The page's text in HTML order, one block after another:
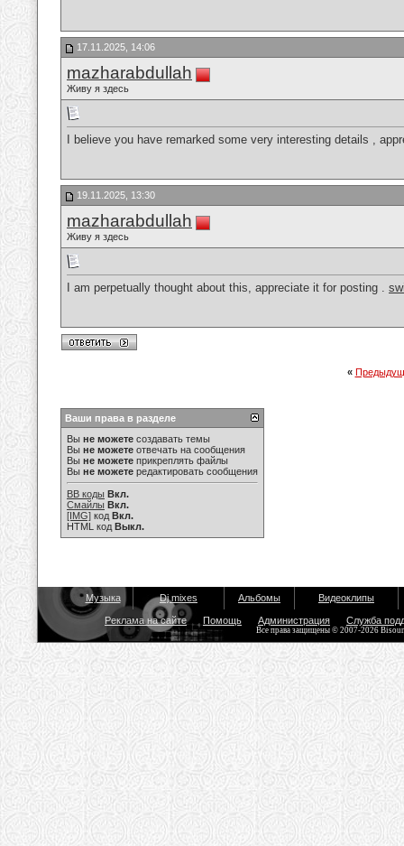
17.11.2025, 14:06
mazharabdullah
Живу я здесь
I believe you have remarked some very interesting details ,
19.11.2025, 13:30
mazharabdullah
Живу я здесь
I am perpetually thought about this, appreciate it for posting .
«
Ваши права в разделе
Вы не можете создавать темы
Вы не можете отвечать на сообщения
Вы не можете прикреплять файлы
Вы не можете редактировать сообщения
BB коды Вкл.
Смайлы Вкл.
[IMG] код Вкл.
HTML код Выкл.
Музыка Dj mixes Альбомы Видеоклипы
Реклама на сайте Помощь Администрация Служба
Все права защищены © 2007-2026